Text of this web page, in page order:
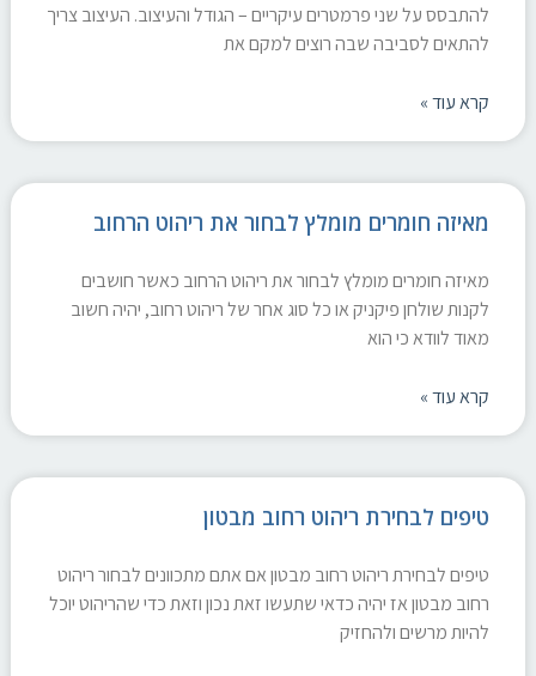
להתבסס על שני פרמטרים עיקריים – הגודל והעיצוב. העיצוב צריך
להתאים לסביבה שבה רוצים למקם את
קרא עוד »
מאיזה חומרים מומלץ לבחור את ריהוט הרחוב
מאיזה חומרים מומלץ לבחור את ריהוט הרחוב כאשר חושבים
לקנות שולחן פיקניק או כל סוג אחר של ריהוט רחוב, יהיה חשוב
מאוד לוודא כי הוא
קרא עוד »
טיפים לבחירת ריהוט רחוב מבטון
טיפים לבחירת ריהוט רחוב מבטון אם אתם מתכוונים לבחור ריהוט
רחוב מבטון אז יהיה כדאי שתעשו זאת נכון וזאת כדי שהריהוט יוכל
להיות מרשים ולהחזיק